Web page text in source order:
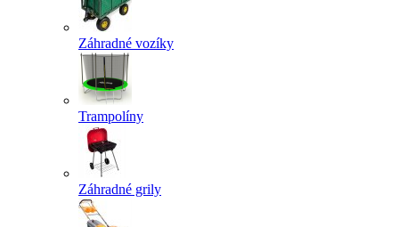
Záhradné vozíky
Trampolíny
Záhradné grily